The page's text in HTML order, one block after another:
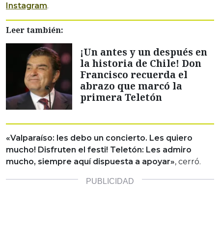
Instagram.
Leer también:
¡Un antes y un después en
la historia de Chile! Don
Francisco recuerda el
abrazo que marcó la
primera Teletón
«Valparaíso: les debo un concierto. Les quiero
mucho! Disfruten el festi! Teletón: Les admiro
mucho, siempre aquí dispuesta a apoyar», cerró.